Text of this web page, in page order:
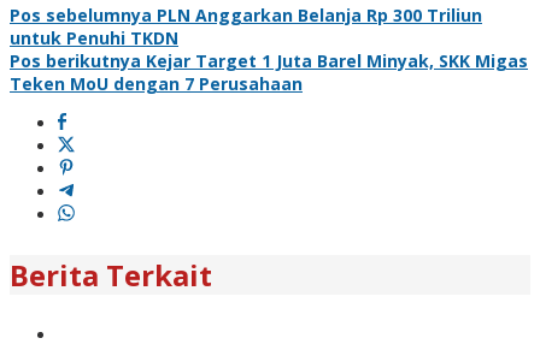
Navigasi
pos
Pos sebelumnya PLN Anggarkan Belanja Rp 300 Triliun
untuk Penuhi TKDN
Pos berikutnya Kejar Target 1 Juta Barel Minyak, SKK Migas
Teken MoU dengan 7 Perusahaan
Berita Terkait